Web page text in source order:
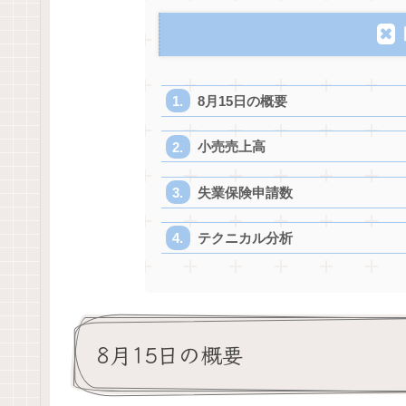
8月15日の概要
小売売上高
失業保険申請数
テクニカル分析
8月15日の概要